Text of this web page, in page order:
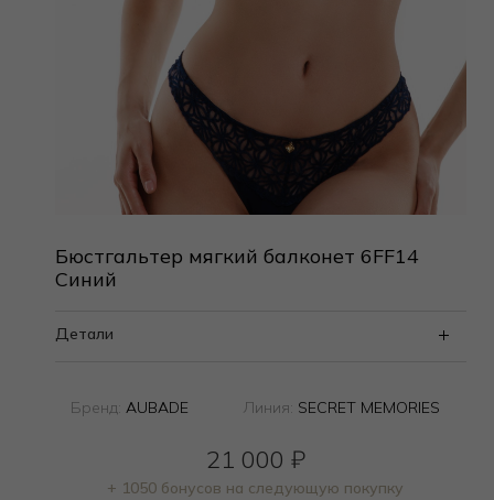
Бюстгальтер мягкий балконет 6FF14
Синий
Детали
Бренд:AUBADE Линия: SECRET MEMORIES
21 000 ₽
+ 1050 бонусов на следующую покупку